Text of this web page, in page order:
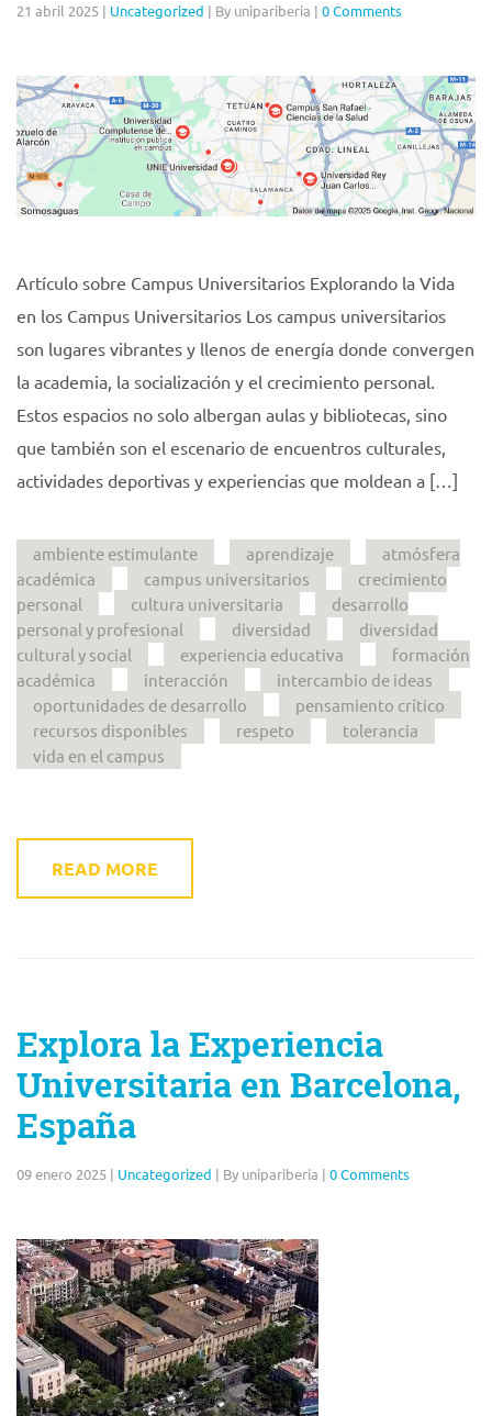
21 abril 2025 | Uncategorized | By unipariberia | 0 Comments
Artículo sobre Campus Universitarios Explorando la Vida
en los Campus Universitarios Los campus universitarios
son lugares vibrantes y llenos de energía donde convergen
la academia, la socialización y el crecimiento personal.
Estos espacios no solo albergan aulas y bibliotecas, sino
que también son el escenario de encuentros culturales,
actividades deportivas y experiencias que moldean a […]
ambiente estimulante aprendizaje
atmósfera
académica
campus universitarios
crecimiento
personal
cultura universitaria
desarrollo
personal y profesional
diversidad
diversidad
cultural y social
experiencia educativa
formación
académica
interacción
intercambio de ideas
oportunidades de desarrollo
pensamiento crítico
recursos disponibles
respeto
tolerancia
vida en el campus
READ MORE
Explora la Experiencia
Universitaria en Barcelona,
España
09 enero 2025 | Uncategorized | By unipariberia | 0 Comments